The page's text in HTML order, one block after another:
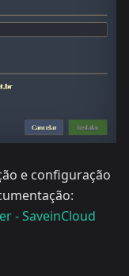
e configuração
- SaveinCloud